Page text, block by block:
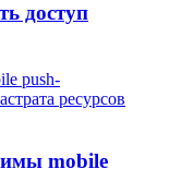
доступ
push-
ресурсов
mobile